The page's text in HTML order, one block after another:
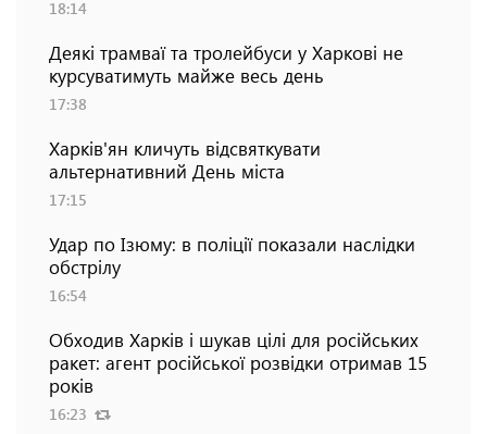
18:14
Деякі трамваї та тролейбуси у Харкові не
курсуватимуть майже весь день
17:38
Харків'ян кличуть відсвяткувати
альтернативний День міста
17:15
Удар по Ізюму: в поліції показали наслідки
обстрілу
16:54
Обходив Харків і шукав цілі для російських
ракет: агент російської розвідки отримав 15
років
16:23